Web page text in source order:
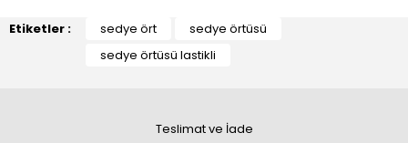
Etiketler : sedye ört
sedye örtüsü
sedye örtüsü lastikli
Teslimat ve İade